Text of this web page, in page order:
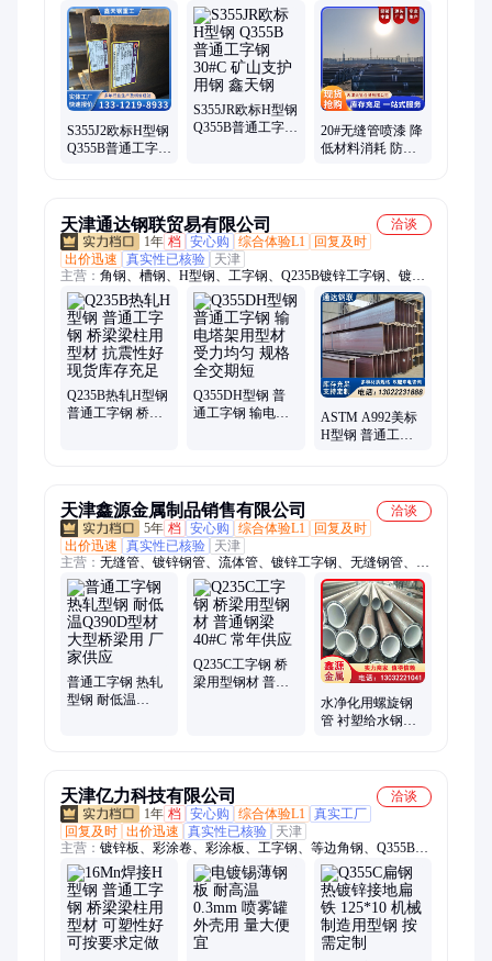
线管、钢结构、低温管、热轧管、管线管、耐磨管、螺旋钢、铁
方管、立柱管、标型钢、方形管、薄壁管、螺旋管、相贯线、化
肥管、装饰管、焊接管、管线板、换热管
S355J2欧标H型钢
Q355B普通工字钢
S355JR欧标H型钢
Q355B普通工字钢
20#无缝管喷漆 降
低材料消耗 防锈
天津通达钢联贸易有限公司
洽谈
1年 档 安心购 综合体验L1
回复及时
出价迅速
真实性已核验
天津
主营： 角钢、槽钢、H型钢、工字钢、Q235B镀锌工字钢、镀锌
方管、镀锌方矩管、无缝方管、耐低温h型钢、镀锌角钢、热轧
板、中厚板、中板厂家、螺旋焊管、镀锌管、Q235B镀锌方管、
热镀锌H型钢、Q355B热镀锌无缝、Q345B镀锌方管、热镀锌防
滑钢板、电力用镀锌槽钢、Q235B镀锌花纹板、Q235B镀锌角
钢、Q355B热轧板
Q235B热轧H型钢
普通工字钢 桥梁
Q355DH型钢 普
通工字钢 输电塔
ASTM A992美标
H型钢 普通工字
天津鑫源金属制品销售有限公司
洽谈
5年 档 安心购 综合体验L1
回复及时
出价迅速
真实性已核验
天津
主营： 无缝管、镀锌钢管、流体管、镀锌工字钢、无缝钢管、精
轧钢管、高压锅炉管、小口径钢管、精密钢管、等边角钢、镀锌
扁钢、热浸镀锌钢管、美标无缝钢管、中厚板、冷拉方钢、天然
气用管线管、内外涂塑钢管、管线管、温室大棚管、镀锌H型
钢、镀锌方管、镀锌椭圆管、螺旋管、保温钢管、螺旋焊管
普通工字钢 热轧
型钢 耐低温
Q235C工字钢 桥
梁用型钢材 普通
水净化用螺旋钢
管 衬塑给水钢管
天津亿力科技有限公司
洽谈
1年 档 安心购 综合体验L1 真实工厂
回复及时 出价迅速 真实性已核验
天津
主营： 镀锌板、彩涂卷、彩涂板、工字钢、等边角钢、Q355B槽
钢、Q355CH型钢、锌铝镁光伏支架、不等边角钢、热轧角钢、
紫铜排、紫铜管、Q235B镀锌槽钢、镀锌花纹板、Q235B镀锌方
管、镀锌方矩管、空调铜管、太阳能光伏支架、镀铝锌彩涂卷、
光亮镀锡铜排、锌铝镁檩条、镀锌角钢、T型钢、42CrMo圆钢、
镀铝锌板